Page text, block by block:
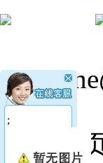
网站首
;